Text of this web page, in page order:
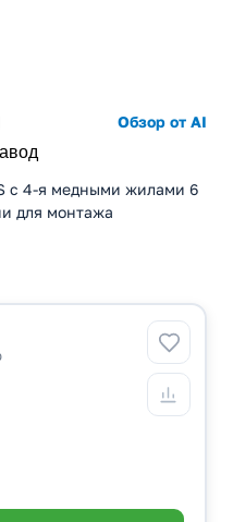
Обзор от AI
с 4-я медными жилами 6
для монтажа